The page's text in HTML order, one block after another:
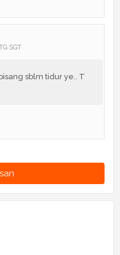
SGT
sblm tidur ye.. T